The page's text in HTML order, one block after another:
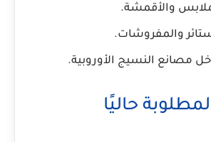
والأقمشة.
والمفروشات.
مصانع النسيج الأوروبية.
حاليًا